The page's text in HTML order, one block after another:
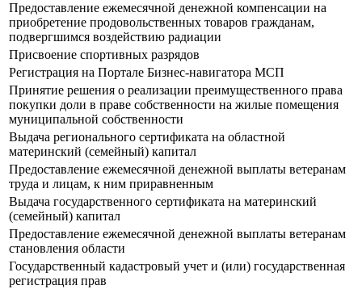
Предоставление ежемесячной денежной компенсации на
приобретение продовольственных товаров гражданам,
подвергшимся воздействию радиации
Присвоение спортивных разрядов
Регистрация на Портале Бизнес-навигатора МСП
Принятие решения о реализации преимущественного права
покупки доли в праве собственности на жилые помещения
муниципальной собственности
Выдача регионального сертификата на областной
материнский (семейный) капитал
Предоставление ежемесячной денежной выплаты ветеранам
труда и лицам, к ним приравненным
Выдача государственного сертификата на материнский
(семейный) капитал
Предоставление ежемесячной денежной выплаты ветеранам
становления области
Государственный кадастровый учет и (или) государственная
регистрация прав